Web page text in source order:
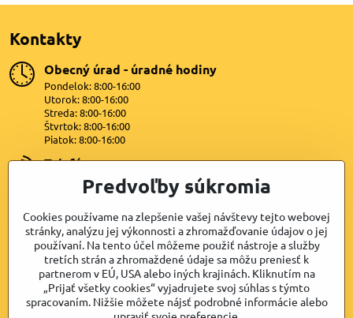
Kontakty
Obecný úrad - úradné hodiny
Pondelok: 8:00-16:00
Utorok: 8:00-16:00
Streda: 8:00-16:00
Štvrtok: 8:00-16:00
Piatok: 8:00-16:00
Telefón
+421 47 4399872
lipovany@dkn.sk
Facebook
Samospráva
Predvoľby súkromia
Cookies používame na zlepšenie vašej návštevy tejto webovej
stránky, analýzu jej výkonnosti a zhromažďovanie údajov o jej
používaní. Na tento účel môžeme použiť nástroje a služby
tretích strán a zhromaždené údaje sa môžu preniesť k
partnerom v EÚ, USA alebo iných krajinách. Kliknutím na
„Prijať všetky cookies“ vyjadrujete svoj súhlas s týmto
spracovaním. Nižšie môžete nájsť podrobné informácie alebo